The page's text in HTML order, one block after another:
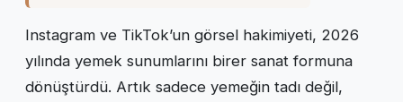
Instagram ve TikTok’un görsel hakimiyeti, 2026
yılında yemek sunumlarını birer sanat formuna
dönüştürdü. Artık sadece yemeğin tadı değil,